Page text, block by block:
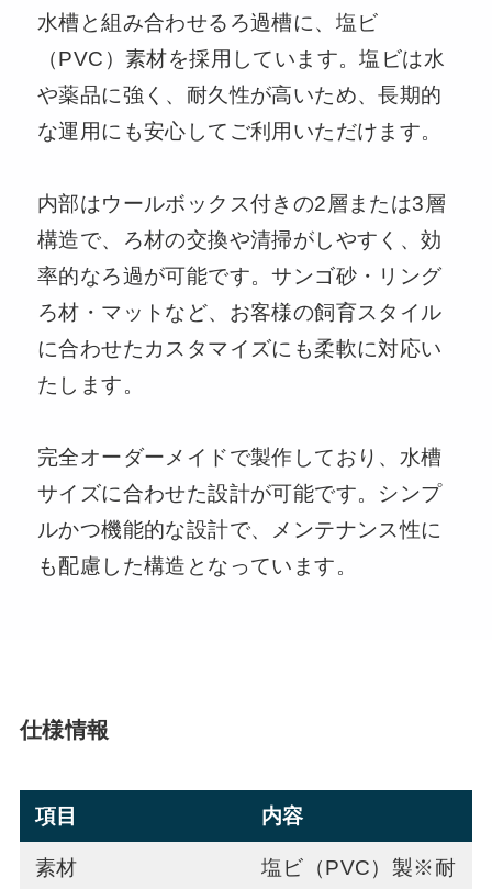
水槽と組み合わせるろ過槽に、塩ビ
（PVC）素材を採用しています。塩ビは水
や薬品に強く、耐久性が高いため、長期的
な運用にも安心してご利用いただけます。
内部はウールボックス付きの2層または3層
構造で、ろ材の交換や清掃がしやすく、効
率的なろ過が可能です。サンゴ砂・リング
ろ材・マットなど、お客様の飼育スタイル
に合わせたカスタマイズにも柔軟に対応い
たします。
完全オーダーメイドで製作しており、水槽
サイズに合わせた設計が可能です。シンプ
ルかつ機能的な設計で、メンテナンス性に
も配慮した構造となっています。
仕様情報
項目 内容
素材
塩ビ（PVC）製※耐